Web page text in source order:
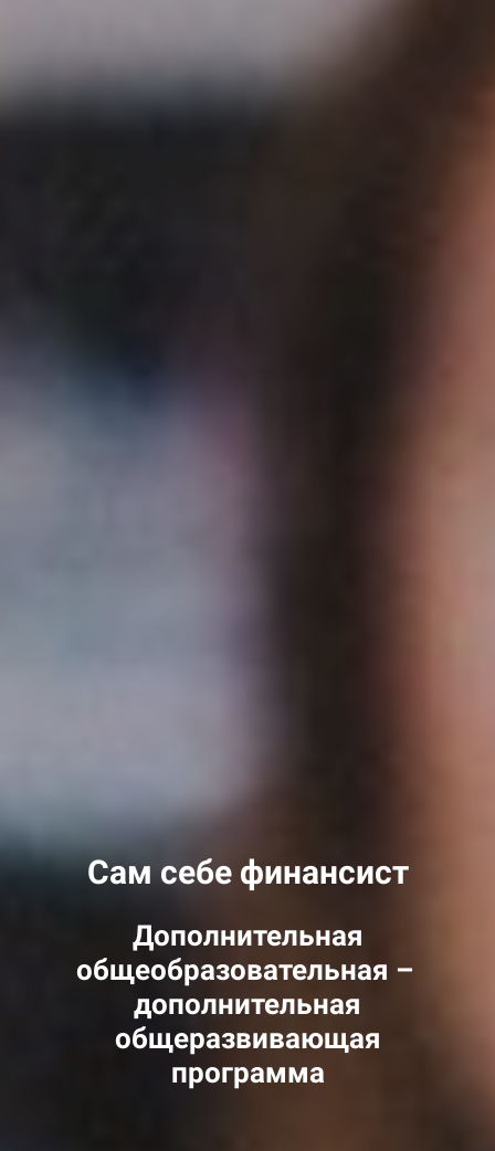
Сам себе финансист
Дополнительная
общеобразовательная –
дополнительная
общеразвивающая
программа